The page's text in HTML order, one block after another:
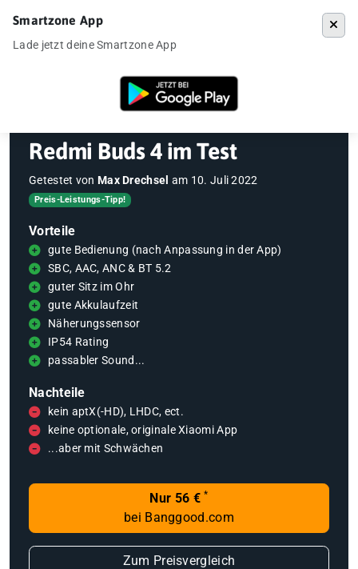
»Redmi Buds 4 im Test
Redmi Buds 4 im Test
Getestet von Max Drechsel am 10. Juli 2022
Preis-Leistungs-Tipp!
Vorteile
gute Bedienung (nach Anpassung in der App)
SBC, AAC, ANC & BT 5.2
guter Sitz im Ohr
gute Akkulaufzeit
Näherungssensor
IP54 Rating
passabler Sound...
Nachteile
kein aptX(-HD), LHDC, ect.
keine optionale, originale Xiaomi App
...aber mit Schwächen
Nur 56 € *
bei Banggood.com
Zum Preisvergleich
Smartzone App
Lade jetzt deine Smartzone App